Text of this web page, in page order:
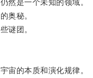
是一个未知的领域。
奥秘。
谜团。
的本质和演化规律。